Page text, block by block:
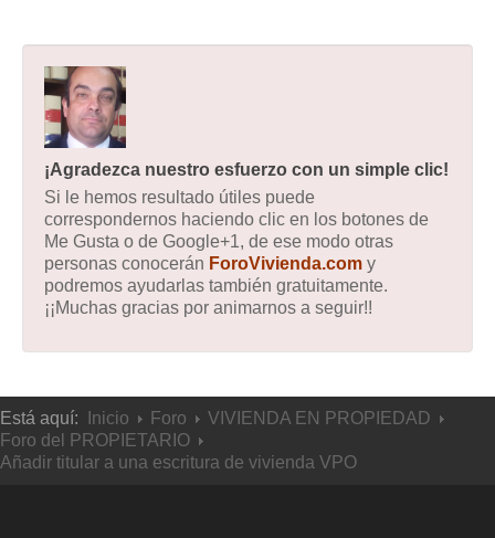
¡Agradezca nuestro esfuerzo con un simple clic!
Si le hemos resultado útiles puede
correspondernos haciendo clic en los botones de
Me Gusta o de Google+1, de ese modo otras
personas conocerán ForoVivienda.com y
podremos ayudarlas también gratuitamente.
¡¡Muchas gracias por animarnos a seguir!!
Está aquí: Inicio Foro
VIVIENDA EN PROPIEDAD
Foro del PROPIETARIO
Añadir titular a una escritura de vivienda VPO